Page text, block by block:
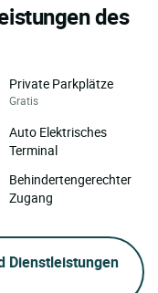
des
Private Parkplätze
Gratis
Auto Elektrisches
Terminal
Behindertengerechter
Zugang
Dienstleistungen